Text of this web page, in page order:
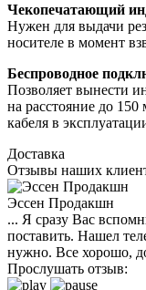
Чекопечатающий
Нужен для выдачи
носителе в момент
Беспроводное
Позволяет вынести
на расстояние до
кабеля в
Доставка
Отзывы наших
Эссен Продакшн
... Я сразу Вас
поставить. Нашел
нужно. Все хорошо,
Прослушать отзыв: